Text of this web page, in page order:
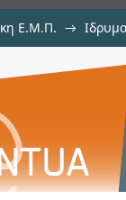
Ε.Μ.Π. →